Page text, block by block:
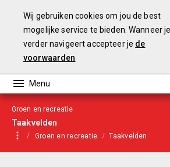
Groen en recreatie
Taakvelden
Groen en recreatie Taakvelden
Wij gebruiken cookies om jou de best
mogelijke service te bieden. Wanneer je
verder navigeert accepteer je de
voorwaarden